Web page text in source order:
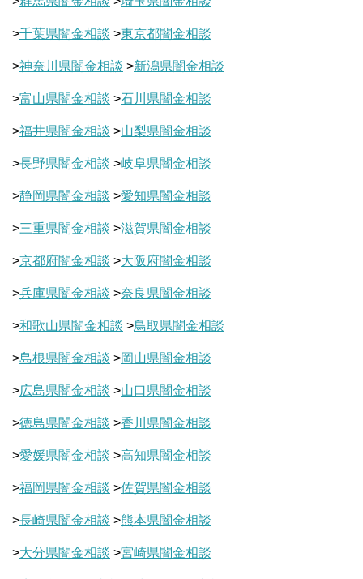
>千葉県闇金相談 >東京都闇金相談
>神奈川県闇金相談 >新潟県闇金相談
>富山県闇金相談 >石川県闇金相談
>福井県闇金相談 >山梨県闇金相談
>長野県闇金相談 >岐阜県闇金相談
>静岡県闇金相談 >愛知県闇金相談
>三重県闇金相談 >滋賀県闇金相談
>京都府闇金相談 >大阪府闇金相談
>兵庫県闇金相談 >奈良県闇金相談
>和歌山県闇金相談 >鳥取県闇金相談
>島根県闇金相談 >岡山県闇金相談
>広島県闇金相談 >山口県闇金相談
>徳島県闇金相談 >香川県闇金相談
>愛媛県闇金相談 >高知県闇金相談
>福岡県闇金相談 >佐賀県闇金相談
>長崎県闇金相談 >熊本県闇金相談
>大分県闇金相談 >宮崎県闇金相談